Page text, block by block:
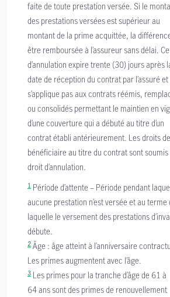
faite de toute prestation versée. Si le
des prestations versées est supérieur au
montant de la prime acquittée, la
être remboursée à l’assureur sans délai.
d’annulation expire trente (30) jours après
date de réception du contrat par l’assuré et
s’applique pas aux contrats réémis,
ou consolidés permettant le maintien en
d’une couverture qui a débuté au titre d’un
contrat établi antérieurement. Les droits
bénéficiaire au titre du contrat sont soumis
droit d’annulation.
1 Période d’attente – Période pendant
aucune prestation n’est versée et au terme
laquelle le versement des prestations
débute.
2 Âge : âge atteint à l’anniversaire
Les primes augmentent avec l’âge.
3 Les primes pour la tranche d’âge de 61 à
64 ans sont des primes de renouvellement